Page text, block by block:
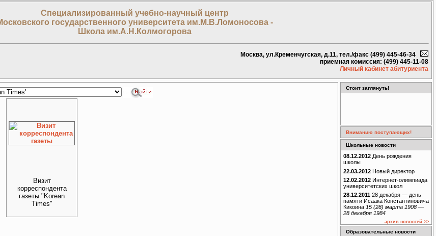
Специализированный учебно-научный центр
государственного университета им.М.В.Ломоносова -
Школа им.А.Н.Колмогорова
Москва, ул.Кременчугская, д.11, тел./факс (499) 445-46-34
приемная комиссия: (499) 445-11-08
Личный кабинет абитуриента
Визит
корреспондента
газеты "Korean
Times"
Стоит заглянуть!
Вниманию поступающих!
Школьные новости
08.12.2012 День рождения
школы
22.03.2012 Новый директор
12.02.2012 Интернет-олимпиада
университетских школ
28.12.2011 28 декабря — день
памяти Исаака Константиновича
Кикоина 15 (28) марта 1908 —
28 декабря 1984
архив новостей >>
Образовательные новости